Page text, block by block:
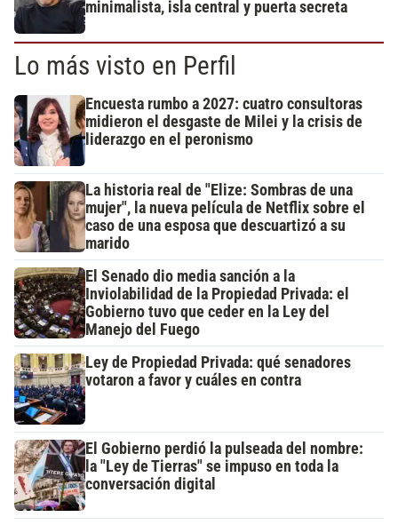
minimalista, isla central y puerta secreta
Lo más visto en Perfil
Encuesta rumbo a 2027: cuatro consultoras
midieron el desgaste de Milei y la crisis de
liderazgo en el peronismo
La historia real de "Elize: Sombras de una
mujer", la nueva película de Netflix sobre el
caso de una esposa que descuartizó a su
marido
El Senado dio media sanción a la
Inviolabilidad de la Propiedad Privada: el
Gobierno tuvo que ceder en la Ley del
Manejo del Fuego
Ley de Propiedad Privada: qué senadores
votaron a favor y cuáles en contra
El Gobierno perdió la pulseada del nombre:
la "Ley de Tierras" se impuso en toda la
conversación digital